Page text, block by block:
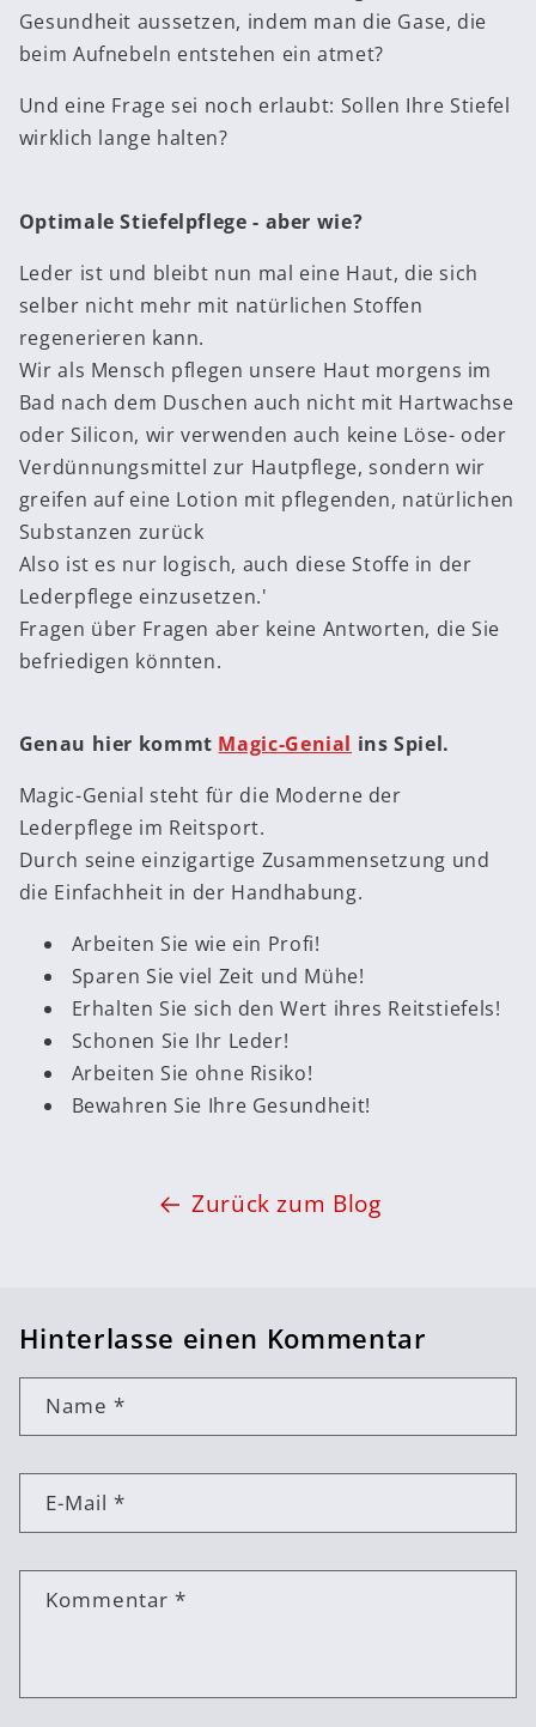
Gesundheit aussetzen, indem man die Gase, die
beim Aufnebeln entstehen ein atmet?
Und eine Frage sei noch erlaubt: Sollen Ihre Stiefel
wirklich lange halten?
Optimale Stiefelpflege - aber wie?
Leder ist und bleibt nun mal eine Haut, die sich
selber nicht mehr mit natürlichen Stoffen
regenerieren kann.
Wir als Mensch pflegen unsere Haut morgens im
Bad nach dem Duschen auch nicht mit Hartwachse
oder Silicon, wir verwenden auch keine Löse- oder
Verdünnungsmittel zur Hautpflege, sondern wir
greifen auf eine Lotion mit pflegenden, natürlichen
Substanzen zurück
Also ist es nur logisch, auch diese Stoffe in der
Lederpflege einzusetzen.'
Fragen über Fragen aber keine Antworten, die Sie
befriedigen könnten.
Genau hier kommt Magic-Genial ins Spiel.
Magic-Genial steht für die Moderne der
Lederpflege im Reitsport.
Durch seine einzigartige Zusammensetzung und
die Einfachheit in der Handhabung.
Arbeiten Sie wie ein Profi!
Sparen Sie viel Zeit und Mühe!
Erhalten Sie sich den Wert ihres Reitstiefels!
Schonen Sie Ihr Leder!
Arbeiten Sie ohne Risiko!
Bewahren Sie Ihre Gesundheit!
Zurück zum Blog
Hinterlasse einen Kommentar
Name *
E-Mail*
Kommentar*